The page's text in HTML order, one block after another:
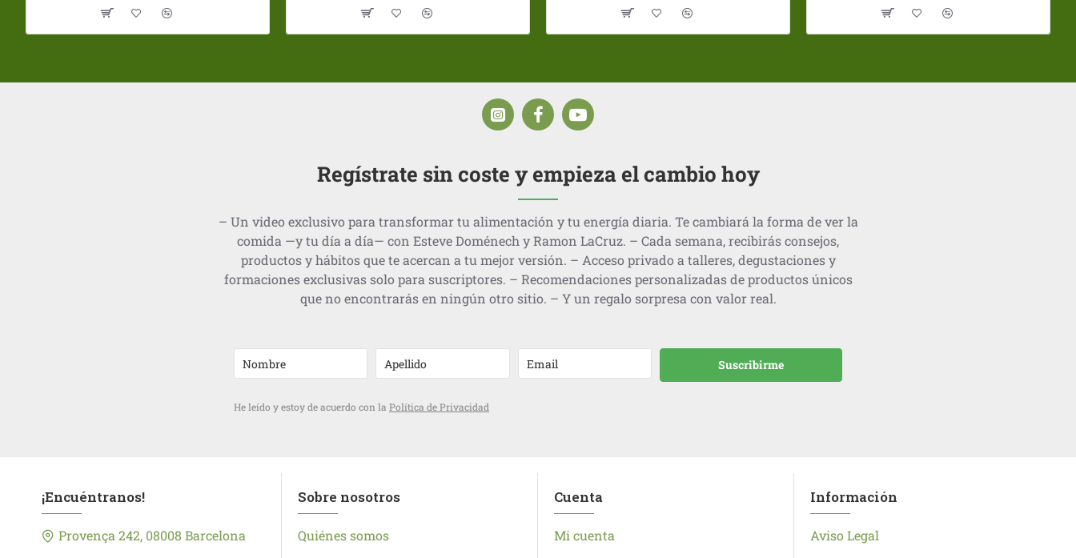
Regístrate sin coste y empieza el cambio hoy
– Un video exclusivo para transformar tu alimentación y tu energía diaria. Te cambiará la forma de ver la
comida —y tu día a día— con Esteve Doménech y Ramon LaCruz. – Cada semana, recibirás consejos,
productos y hábitos que te acercan a tu mejor versión. – Acceso privado a talleres, degustaciones y
formaciones exclusivas solo para suscriptores. – Recomendaciones personalizadas de productos únicos
que no encontrarás en ningún otro sitio. – Y un regalo sorpresa con valor real.
Suscribirme
He leído y estoy de acuerdo con la Política de Privacidad
¡Encuéntranos!
Provença 242, 08008 Barcelona
Sobre nosotros
Quiénes somos
Cuenta
Mi cuenta
Información
Aviso Legal